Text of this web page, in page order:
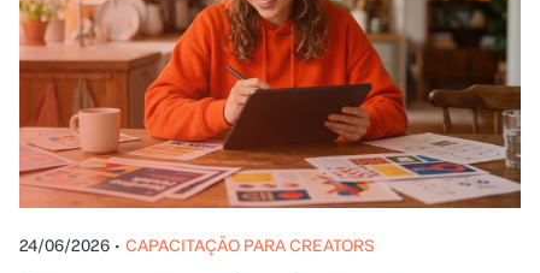
24/06/2026 • CAPACITAÇÃO PARA CREATORS